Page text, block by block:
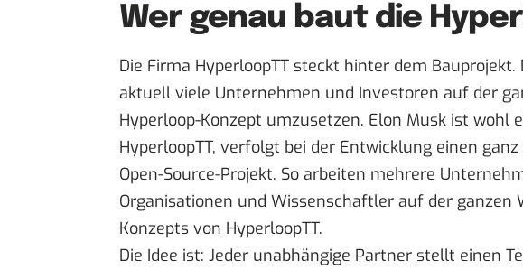
Wer genau baut die
Die Firma HyperloopTT steckt hinter dem
aktuell viele Unternehmen und Investoren auf der
Hyperloop-Konzept umzusetzen. Elon Musk ist wohl
HyperloopTT, verfolgt bei der Entwicklung einen
Open-Source-Projekt. So arbeiten mehrere
Organisationen und Wissenschaftler auf der ganzen
Konzepts von HyperloopTT.
Die Idee ist: Jeder unabhängige Partner stellt einen